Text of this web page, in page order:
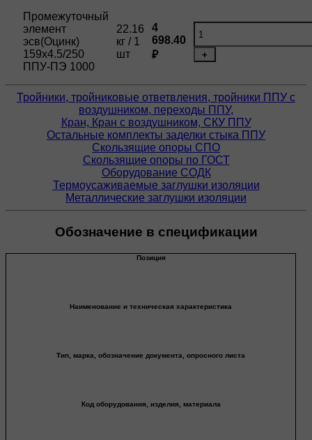
Промежуточный
элемент
эсв(Оцинк)
159х4.5/250
ППУ-ПЭ 1000
22.16
кг / 1
шт
4
698.40
₽
+
Тройники, тройниковые ответвления, тройники ППУ с
воздушником, переходы ППУ,
Кран, Кран с воздушником, СКУ ППУ
Остальные комплекты заделки стыка ППУ
Скользящие опоры СПО
Скользящие опоры по ГОСТ
Оборудование СОДК
Термоусаживаемые заглушки изоляции
Металлические заглушки изоляции
Обозначение в спецификации
Позиция
Наименование и техническая характеристика
Тип, марка, обозначение документа, опросного листа
Код оборудования, изделия, материала